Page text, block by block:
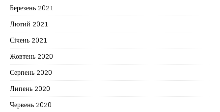
Березень 2021
Лютий 2021
Січень 2021
Жовтень 2020
Серпень 2020
Липень 2020
Червень 2020